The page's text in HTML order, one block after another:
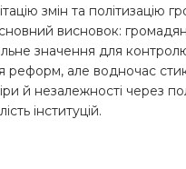
змін та політизацію
висновок:
значення для
реформ, але водночас
й незалежності через
інституцій.